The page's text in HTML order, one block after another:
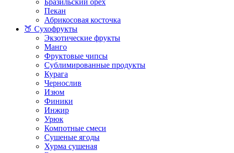
Пекан
Абрикосовая косточка
🍑 Сухофрукты
Экзотические фрукты
Манго
Фруктовые чипсы
Сублимированные продукты
Курага
Чернослив
Изюм
Финики
Инжир
Урюк
Компотные смеси
Сушеные ягоды
Хурма сушеная